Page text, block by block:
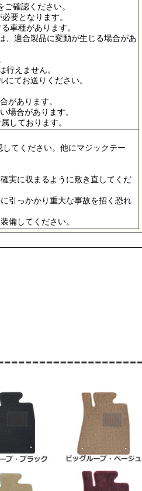
確認ください。
要となります。
車種があります。
、適合製品に変動が生じる場合があ
えません。
てお送りください。
があります。
場合があります。
しております。
てください。他にマジックテー
実に収まるように敷き直してくだ
引っかかり重大な事故を招く恐れ
備してください。